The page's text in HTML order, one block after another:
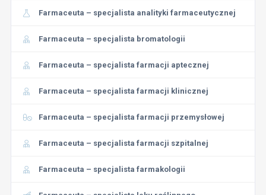
Farmaceuta – specjalista analityki farmaceutycznej
Farmaceuta – specjalista bromatologii
Farmaceuta – specjalista farmacji aptecznej
Farmaceuta – specjalista farmacji klinicznej
Farmaceuta – specjalista farmacji przemysłowej
Farmaceuta – specjalista farmacji szpitalnej
Farmaceuta – specjalista farmakologii